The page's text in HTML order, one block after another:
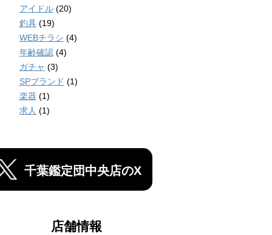
アイドル(20)
釣具(19)
WEBチラシ (4)
年齢確認(4)
ガチャ (3)
SPブランド (1)
楽器 (1)
求人 (1)
千葉鑑定団中央店のX
店舗情報